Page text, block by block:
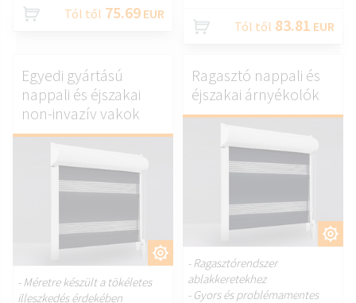
Tól től 75.69 EUR
Tól től 83.81 EUR
Egyedi gyártású
nappali és éjszakai
non-invazív vakok
- Méretre készült a tökéletes
illeszkedés érdekében
Ragasztó nappali és
éjszakai árnyékolók
- Ragasztórendszer
ablakkeretekhez
- Gyors és problémamentes